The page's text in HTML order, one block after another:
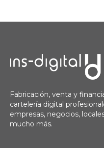
Fabricación, venta y
cartelería digital
empresas, negocios,
mucho más.